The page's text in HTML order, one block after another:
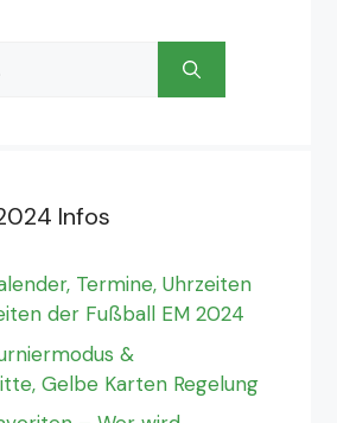
Infos
Termine, Uhrzeiten
der Fußball EM 2024
&
Gelbe Karten Regelung